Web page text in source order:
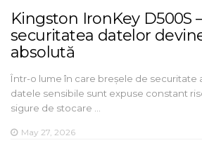
Kingston IronKey D500S
securitatea datelor
absolută
Într-o lume în care breșele de securitate
datele sensibile sunt expuse constant
sigure de stocare …
May 27, 2026